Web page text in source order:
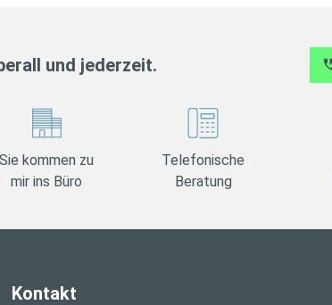
und jederzeit.
Sie kommen zu
mir ins Büro
Telefonische
Beratung
Kontakt